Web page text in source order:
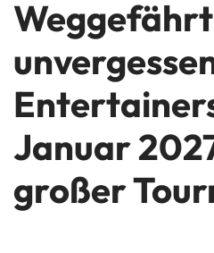
Januar
großer